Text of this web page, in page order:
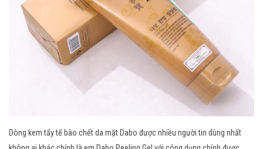
Dòng kem tẩy tế bào chết da mặt Dabo được nhiều người tin dùng nhất